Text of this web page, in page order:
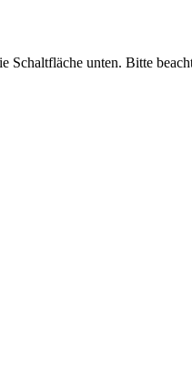
unten. Bitte